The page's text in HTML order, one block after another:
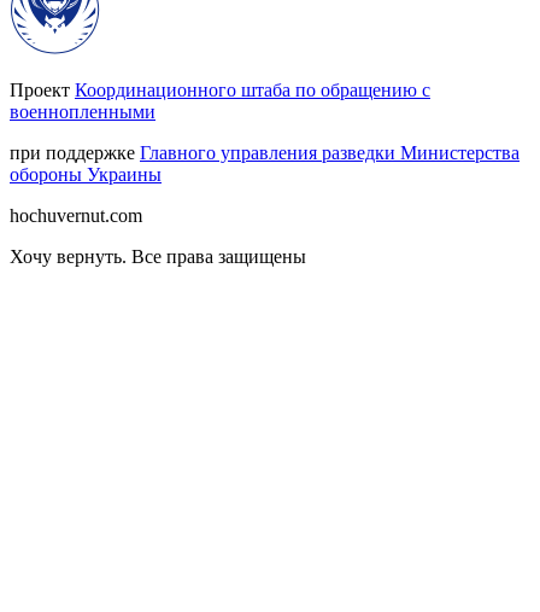
Проект Координационного штаба по обращению с
военнопленными
при поддержке Главного управления разведки Министерства
обороны Украины
hochuvernut.com
Хочу вернуть. Все права защищены